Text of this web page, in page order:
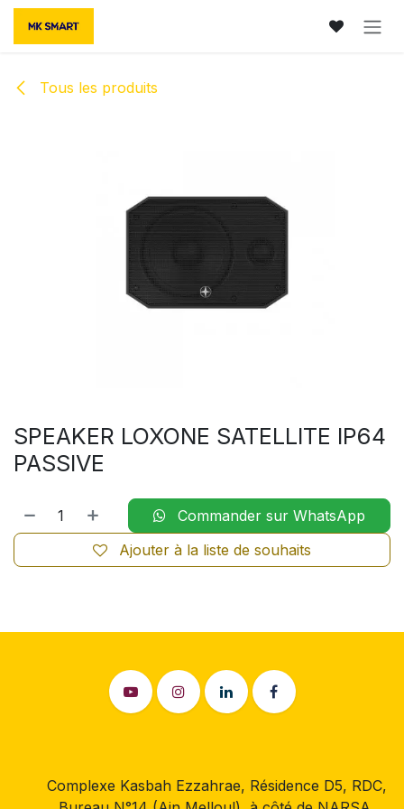
Se rendre au contenu
Tous les produits
SPEAKER LOXONE SATELLITE IP64
PASSIVE
Commander sur WhatsApp
Ajouter à la liste de souhaits
Complexe Kasbah Ezzahrae, Résidence D5, RDC,